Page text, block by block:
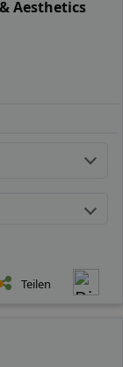
Aesthetics
Teilen